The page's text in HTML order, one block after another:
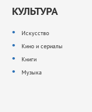
КУЛЬТУРА
Искусство
Кино и сериалы
Книги
Музыка